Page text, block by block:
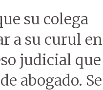
su colega
a su curul
judicial que
abogado. Se